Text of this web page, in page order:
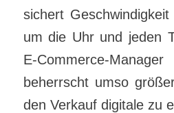
sichert
um die Uhr und jeden
E-Commerce-
beherrscht umso
den Verkauf digitale zu